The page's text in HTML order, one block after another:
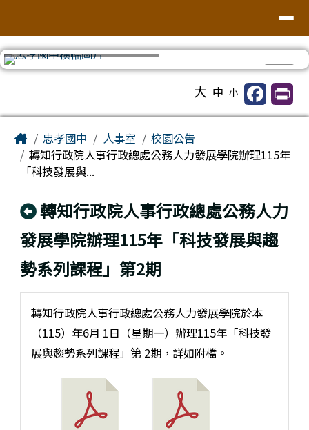
大 中 小
Home忠孝國中 人事室
校園公告
轉知行政院人事行政總處公務人力發展學院辦理115年
「科技發展與...
回上頁
轉知行政院人事行政總處公務人力
發展學院辦理115年「科技發展與趨
勢系列課程」第2期
轉知行政院人事行政總處公務人力發展學院於本
（115）年6月 1日（星期一）辦理115年「科技發
展與趨勢系列課程」第 2期，詳如附檔。